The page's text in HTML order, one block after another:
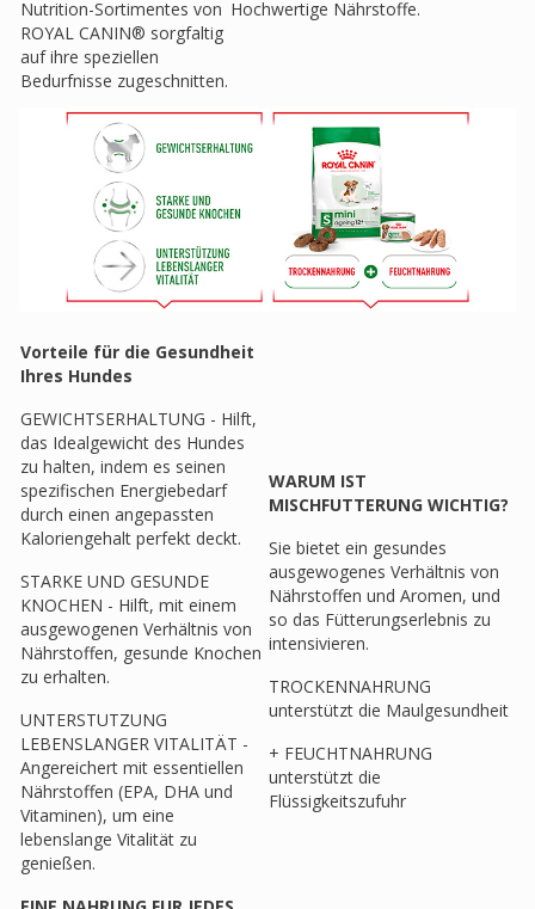
Nutrition-Sortimentes von
ROYAL CANIN® sorgfaltig
auf ihre speziellen
Bedurfnisse zugeschnitten.
Hochwertige Nährstoffe.
Vorteile für die Gesundheit
Ihres Hundes
GEWICHTSERHALTUNG - Hilft,
das Idealgewicht des Hundes
zu halten, indem es seinen
spezifischen Energiebedarf
durch einen angepassten
Kaloriengehalt perfekt deckt.
STARKE UND GESUNDE
KNOCHEN - Hilft, mit einem
ausgewogenen Verhältnis von
Nährstoffen, gesunde Knochen
zu erhalten.
UNTERSTUTZUNG
LEBENSLANGER VITALITÄT -
Angereichert mit essentiellen
Nährstoffen (EPA, DHA und
Vitaminen), um eine
lebenslange Vitalität zu
genießen.
WARUM IST
MISCHFUTTERUNG WICHTIG?
Sie bietet ein gesundes
ausgewogenes Verhältnis von
Nährstoffen und Aromen, und
so das Fütterungserlebnis zu
intensivieren.
TROCKENNAHRUNG
unterstützt die Maulgesundheit
+ FEUCHTNAHRUNG
unterstützt die
Flüssigkeitszufuhr